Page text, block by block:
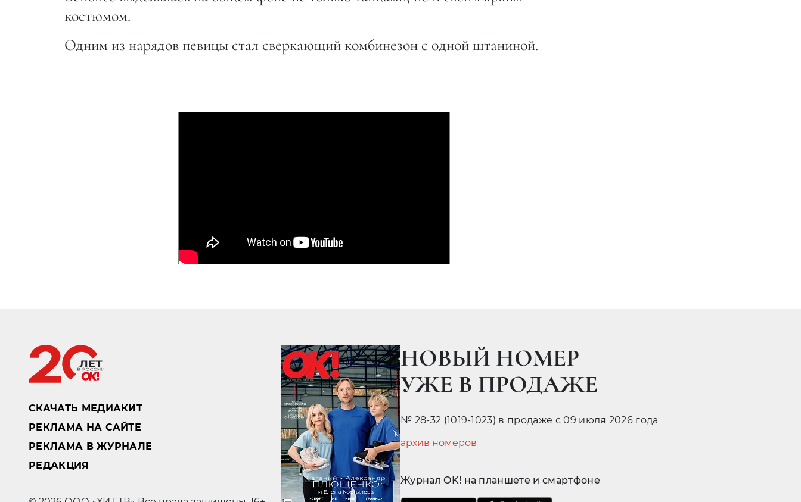
костюмом.
Одним из нарядов певицы стал сверкающий комбинезон с одной штаниной.
СКАЧАТЬ МЕДИАКИТ
РЕКЛАМА НА САЙТЕ
РЕКЛАМА В ЖУРНАЛЕ
РЕДАКЦИЯ
НОВЫЙ НОМЕР
УЖЕ В ПРОДАЖЕ
№ 28-32 (1019-1023) в продаже с 09 июля 2026 года
архив номеров
Журнал OK! на планшете и смартфоне